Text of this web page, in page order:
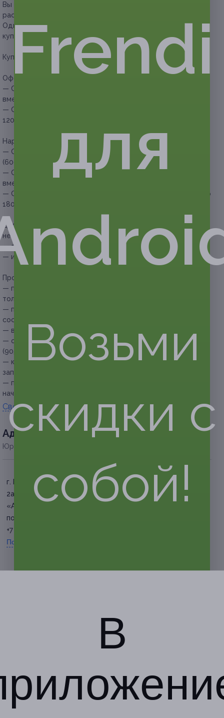
Вы можете предъявить купон в электронном или
распечатанном виде.
Один человек может купить неограниченное количество
купонов для себя или в подарок.
Купон действует на следующие виды услуг:
Оформление бровей либо ламинирование ресниц:
— Скидка 50% на окрашивание бровей краской (200 руб.
вместо 400 руб.)
— Скидка 50% на ламинирование ресниц (600 руб. вместо
1200 руб.)
Наращивание ресниц:
— Скидка 50% на классическое наращивание ресниц
(600 руб. вместо 1200 руб.)
— Скидка 50% на 1,5D-наращивание ресниц (700 руб.
вместо 1400 руб.)
— Скидка 56% на 3D-наращивание ресниц (792 руб. вместо
1800 руб.)
Дополнительные услуги, которые можно приобрести при
необходимости:
— снятие наращенных ресниц — 200 руб.;
— изгиб ресниц М, L, цветные ресницы — 200 руб.
Прочие условия:
— при наращивании можно выбрать длину (от 5 до 13 мм),
толщину (от 0,07 до 0,10 мм) и изгиб ресниц (C, D);
— продолжительность процедуры наращивания ресниц
составляет от 1,5 до 2,5 часов;
— в работе используется материал фирмы Enigma;
— обязательна предварительная запись по телефону +7
(905) 673-34-80;
— клиент обязан сообщить об отмене или переносе
записи не менее чем за 12 часов;
— при посещении необходимо предъявить купон перед
началом процедуры.
Свернуть
Адресa
Юридическая информация о партнёре
г. Белгород, ул. Конева, д.
2а, эт. 2 (ТЦ
«Андреевский»)
по предварительной записи
+7 (905) 673-34-80
Показать номер телефона
Frendi
для
Возьми
скидки с
собой!
В